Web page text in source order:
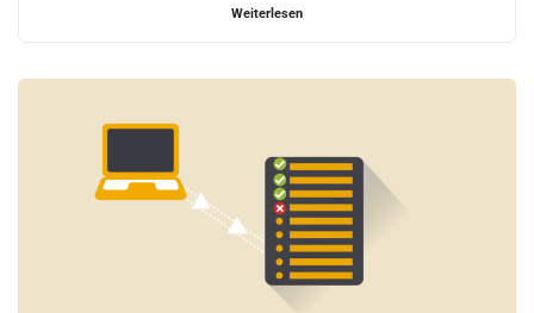
Weiterlesen